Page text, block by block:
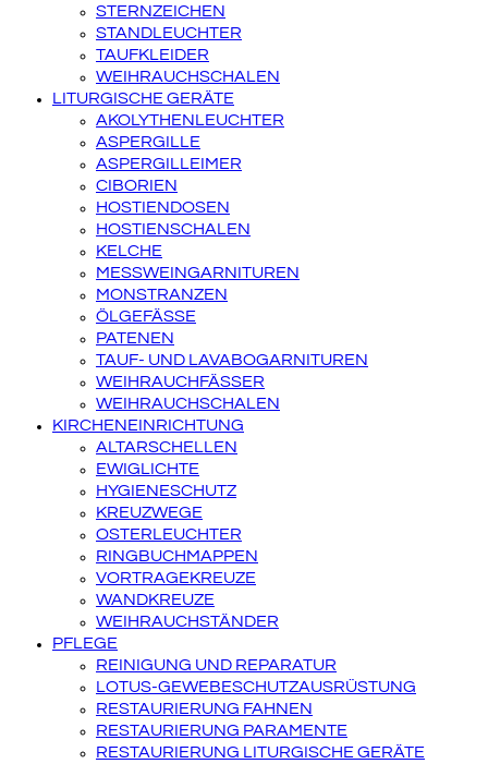
STERNZEICHEN
STANDLEUCHTER
TAUFKLEIDER
WEIHRAUCHSCHALEN
LITURGISCHE GERÄTE
AKOLYTHENLEUCHTER
ASPERGILLE
ASPERGILLEIMER
CIBORIEN
HOSTIENDOSEN
HOSTIENSCHALEN
KELCHE
MESSWEINGARNITUREN
MONSTRANZEN
ÖLGEFÄSSE
PATENEN
TAUF- UND LAVABOGARNITUREN
WEIHRAUCHFÄSSER
WEIHRAUCHSCHALEN
KIRCHENEINRICHTUNG
ALTARSCHELLEN
EWIGLICHTE
HYGIENESCHUTZ
KREUZWEGE
OSTERLEUCHTER
RINGBUCHMAPPEN
VORTRAGEKREUZE
WANDKREUZE
WEIHRAUCHSTÄNDER
PFLEGE
REINIGUNG UND REPARATUR
LOTUS-GEWEBESCHUTZAUSRÜSTUNG
RESTAURIERUNG FAHNEN
RESTAURIERUNG PARAMENTE
RESTAURIERUNG LITURGISCHE GERÄTE